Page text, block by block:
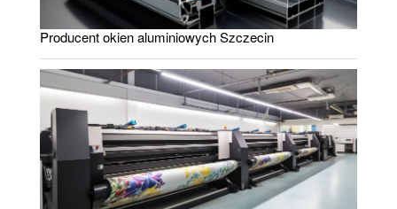
Producent okien aluminiowych Szczecin